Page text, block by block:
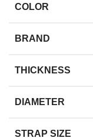
COLOR
BRAND
THICKNESS
DIAMETER
STRAP SIZE